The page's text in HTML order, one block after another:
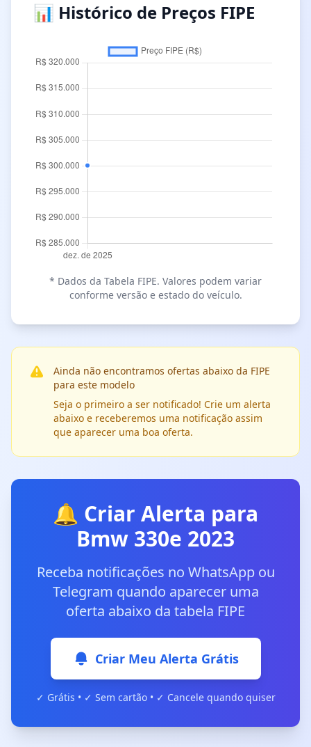
📊 Histórico de Preços FIPE
* Dados da Tabela FIPE. Valores podem variar
conforme versão e estado do veículo.
Ainda não encontramos ofertas abaixo da FIPE
para este modelo
Seja o primeiro a ser notificado! Crie um alerta
abaixo e receberemos uma notificação assim
que aparecer uma boa oferta.
🔔 Criar Alerta para
Bmw 330e 2023
Receba notificações no WhatsApp ou
Telegram quando aparecer uma
oferta abaixo da tabela FIPE
Criar Meu Alerta Grátis
✓ Grátis • ✓ Sem cartão • ✓ Cancele quando quiser